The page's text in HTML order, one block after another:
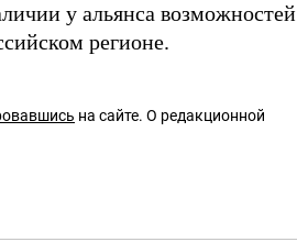
у альянса возможностей
регионе.
на сайте. О редакционной